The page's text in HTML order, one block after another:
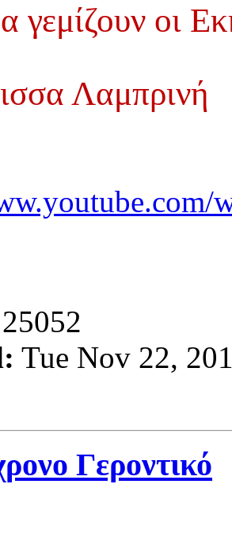
γεμίζουν οι
Λαμπρινή
25052
Tue Nov 22,
Γεροντικό